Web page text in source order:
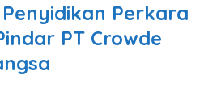
Perkara
PT Crowde